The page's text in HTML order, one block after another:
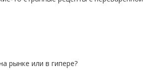
рынке или в гипере?